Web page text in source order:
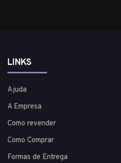
LINKS
Ajuda
A Empresa
Como revender
Como Comprar
Formas de Entrega